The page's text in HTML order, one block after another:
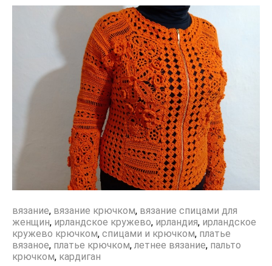
вязание, вязание крючком, вязание спицами для
женщин, ирландское кружево, ирландия, ирландское
кружево крючком, спицами и крючком, платье
вязаное, платье крючком, летнее вязание, пальто
крючком, кардиган